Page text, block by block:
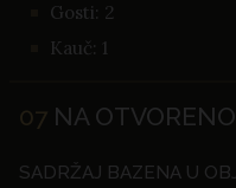
Gosti: 2
Kauč: 1
07 NA
SADRŽAJ BAZENA U